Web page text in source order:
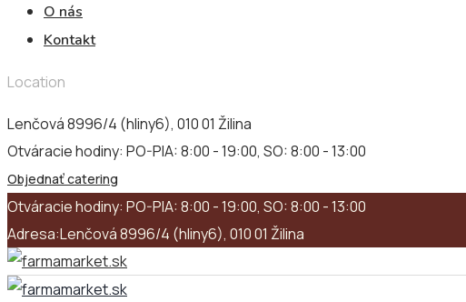
O nás
Kontakt
Location
Lenčová 8996/4 (hliny6), 010 01 Žilina
Otváracie hodiny: PO-PIA: 8:00 - 19:00, SO: 8:00 - 13:00
Objednať catering
Otváracie hodiny: PO-PIA: 8:00 - 19:00, SO: 8:00 - 13:00
Adresa:Lenčová 8996/4 (hliny6), 010 01 Žilina